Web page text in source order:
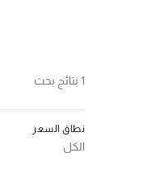
1 نتائج بحث
نطاق السعر
الكل